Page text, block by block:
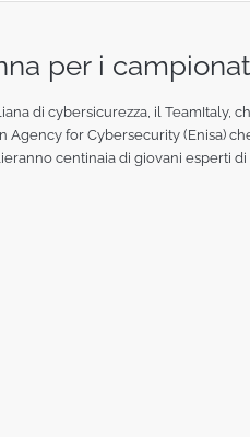
per i
di cybersicurezza, il TeamItaly,
for Cybersecurity (Enisa)
centinaia di giovani esperti